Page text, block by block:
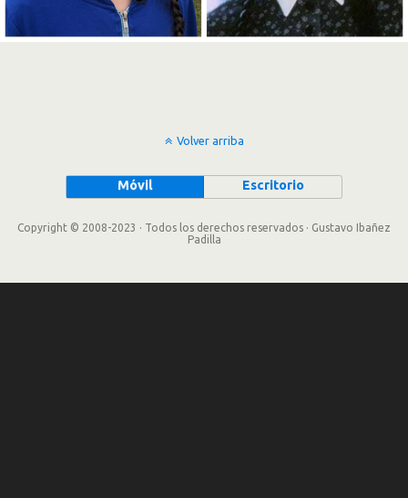
Volver arriba
Móvil Escritorio
Copyright © 2008-2023 · Todos los derechos reservados · Gustavo Ibañez
Padilla